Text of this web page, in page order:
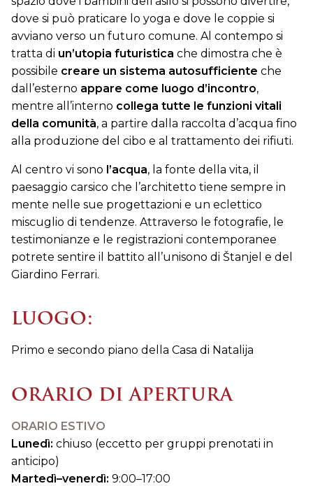
dove si può praticare lo yoga e dove le coppie si
avviano verso un futuro comune. Al contempo si
tratta di un’utopia futuristica che dimostra che è
possibile creare un sistema autosufficiente che
dall’esterno appare come luogo d’incontro,
mentre all’interno collega tutte le funzioni vitali
della comunità, a partire dalla raccolta d’acqua fino
alla produzione del cibo e al trattamento dei rifiuti.
Al centro vi sono l’acqua, la fonte della vita, il
paesaggio carsico che l’architetto tiene sempre in
mente nelle sue progettazioni e un eclettico
miscuglio di tendenze. Attraverso le fotografie, le
testimonianze e le registrazioni contemporanee
potrete sentire il battito all’unisono di Štanjel e del
Giardino Ferrari.
LUOGO:
Primo e secondo piano della Casa di Natalija
ORARIO DI APERTURA
ORARIO ESTIVO
Lunedì: chiuso (eccetto per gruppi prenotati in
anticipo)
Martedì–venerdì: 9:00–17:00